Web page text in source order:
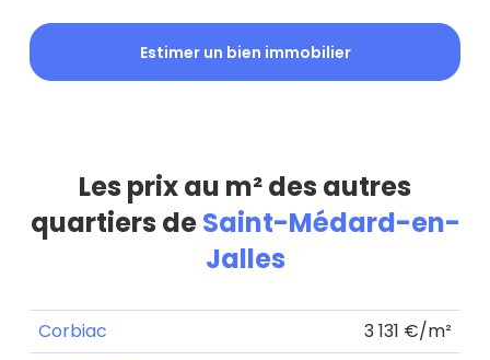
Estimer un bien immobilier
Les prix au m² des autres
quartiers deSaint-Médard-en-
Jalles
Corbiac
3 131 €/m²